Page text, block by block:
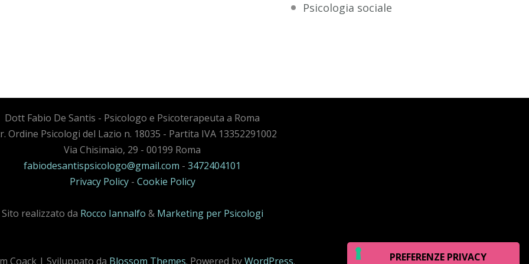
Psicologia sociale
Dott Fabio De Santis - Psicologo e Psicoterapeuta a Roma
Ordine Psicologi del Lazio n. 18035 - Partita IVA 13352291002
Via Chisimaio, 29 - 00199 Roma
fabiodesantispsicologo@gmail.com - 3472404101
Privacy Policy- Cookie Policy
Sito realizzato da Rocco Iannalfo & Marketing per Psicologi
Coack | Sviluppato da Blossom Themes. Powered byWordPress.